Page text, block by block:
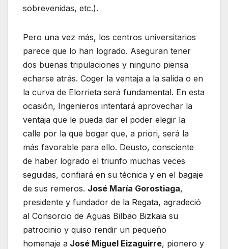
sobrevenidas, etc.).
Pero una vez más, los centros universitarios
parece que lo han logrado. Aseguran tener
dos buenas tripulaciones y ninguno piensa
echarse atrás. Coger la ventaja a la salida o en
la curva de Elorrieta será fundamental. En esta
ocasión, Ingenieros intentará aprovechar la
ventaja que le pueda dar el poder elegir la
calle por la que bogar que, a priori, será la
más favorable para ello. Deusto, consciente
de haber logrado el triunfo muchas veces
seguidas, confiará en su técnica y en el bagaje
de sus remeros. José María Gorostiaga,
presidente y fundador de la Regata, agradeció
al Consorcio de Aguas Bilbao Bizkaia su
patrocinio y quiso rendir un pequeño
homenaje a José Miguel Eizaguirre, pionero y